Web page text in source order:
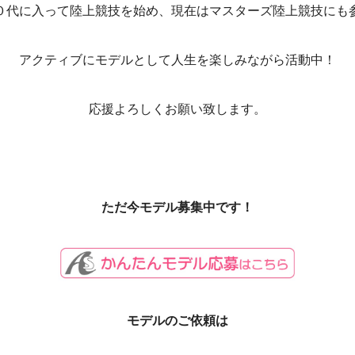
代に入って陸上競技を始め、現在はマスターズ陸上競技にも
アクティブにモデルとして人生を楽しみながら活動中！
応援よろしくお願い致します。
ただ今モデル募集中です！
モデルのご依頼は